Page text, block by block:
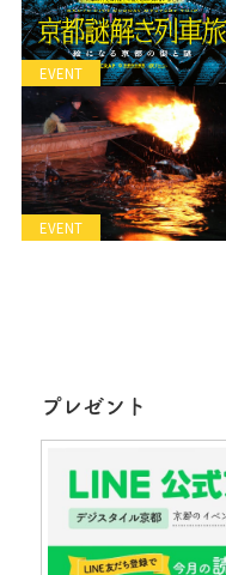
EVENT
EVENT
プレゼント